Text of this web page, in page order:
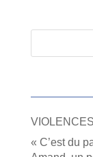
« C’est du